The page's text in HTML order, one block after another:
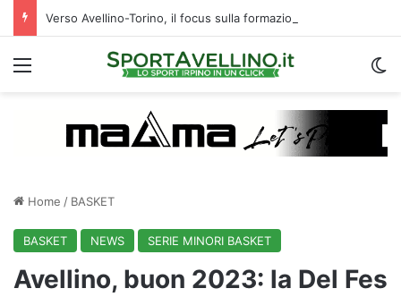
Verso Avellino-Torino, il focus sulla formazione granata
Menu
Home / BASKET
BASKET NEWS SERIE MINORI BASKET
Avellino, buon 2023: la Del Fes